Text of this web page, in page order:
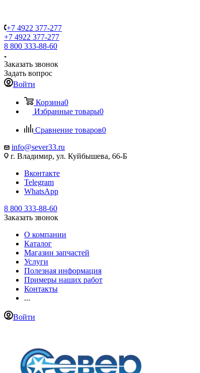
+7 4922 377-277
+7 4922 377-277
8 800 333-88-60
Заказать звонок
Задать вопрос
Войти
Корзина0
Избранные товары0
Сравнение товаров0
info@sever33.ru
г. Владимир, ул. Куйбышева, 66-Б
Вконтакте
Telegram
WhatsApp
8 800 333-88-60
Заказать звонок
О компании
Каталог
Магазин запчастей
Услуги
Полезная информация
Примеры наших работ
Контакты
...
Войти